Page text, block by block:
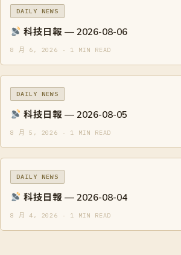
DAILY NEWS
科技日報 — 2026-08-06
8 月 6, 2026 · 1 MIN READ
DAILY NEWS
科技日報 — 2026-08-05
8 月 5, 2026 · 1 MIN READ
DAILY NEWS
科技日報 — 2026-08-04
8 月 4, 2026 · 1 MIN READ